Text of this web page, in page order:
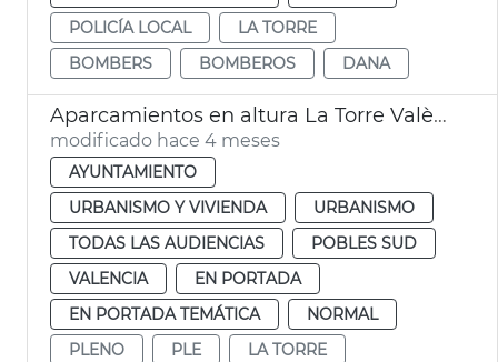
POLICÍA LOCAL
LA TORRE
BOMBERS
BOMBEROS DANA
Aparcamientos en altura La Torre València
modificado hace 4 meses
AYUNTAMIENTO
URBANISMO Y VIVIENDA
URBANISMO
TODAS LAS AUDIENCIAS
POBLES SUD
VALENCIA
EN PORTADA
EN PORTADA TEMÁTICA
NORMAL
PLENO
PLE
LA TORRE